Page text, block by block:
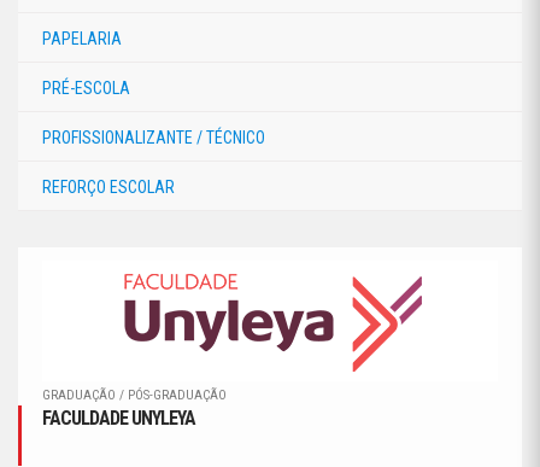
PAPELARIA
PRÉ-ESCOLA
PROFISSIONALIZANTE / TÉCNICO
REFORÇO ESCOLAR
GRADUAÇÃO / PÓS-GRADUAÇÃO
FACULDADE UNYLEYA